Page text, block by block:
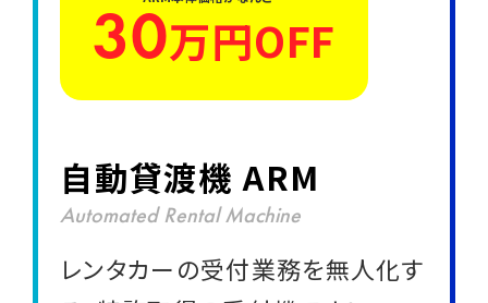
自動貸渡機 ARM
Automated Rental Machine
レンタカーの受付業務を無人化す
30万円OFF